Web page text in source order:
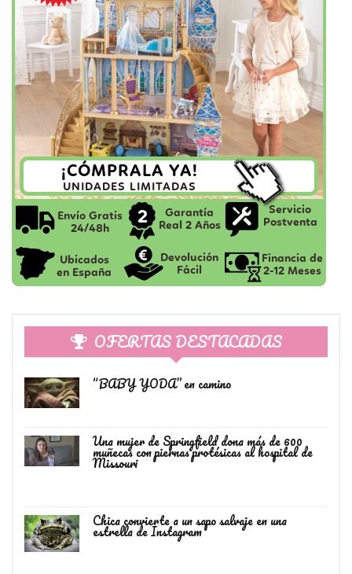
OFERTAS DESTACADAS
“BABY YODA” en camino
Una mujer de Springfield dona más de 600
muñecas con piernas protésicas al hospital de
Missouri
Chica convierte a un sapo salvaje en una
estrella de Instagram